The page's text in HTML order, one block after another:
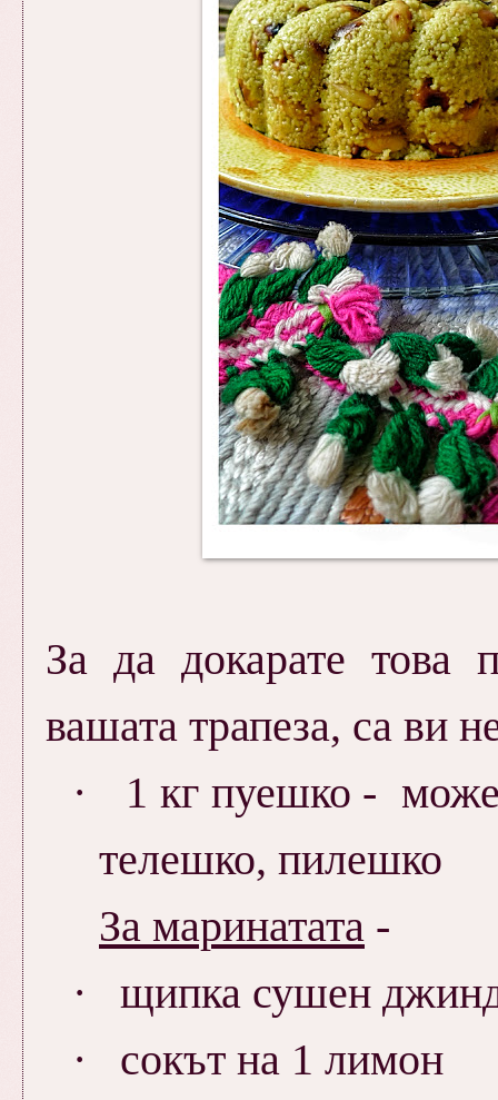
За да докарате
вашата трапеза, са ви
·
1 кг пуешко -
телешко, пилешко
За маринатата -
·
щипка сушен
·
сокът на 1 лимон